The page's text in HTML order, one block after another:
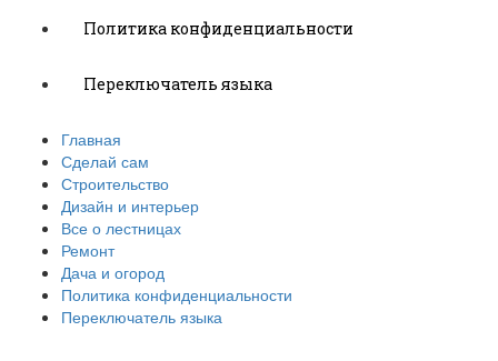
Политика конфиденциальности
Переключатель языка
Главная
Сделай сам
Строительство
Дизайн и интерьер
Все о лестницах
Ремонт
Дача и огород
Политика конфиденциальности
Переключатель языка